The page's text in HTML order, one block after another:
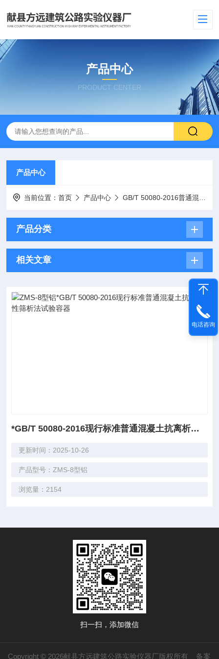
产品中心
PRODUCT CENTER
产品中心
当前位置：首页 产品中心 GB/T 50080-2016普通混凝土拌合物性能试验仪器
产品分类
相关文章
*GB/T 50080-2016现行标准普通混凝土抗离析性筛析法试验容器
更新时间：2025-10-26
产品型号：ZMS-8型铝
浏览量：2154
扫一扫，添加微信
Copyright © 2026献县方远建筑公路实验仪器厂版权所有 备案
电话咨询